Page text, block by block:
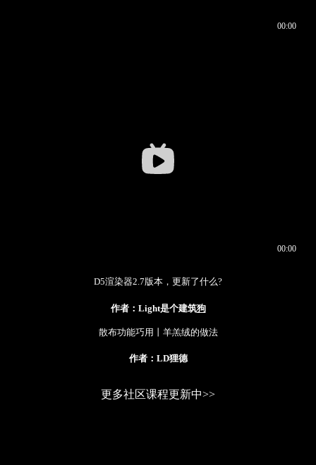
D5渲染器2.7版本，更新了什么?
作者：Light是个建筑狗
散布功能巧用丨羊羔绒的做法
作者：LD狸德
更多社区课程更新中>>